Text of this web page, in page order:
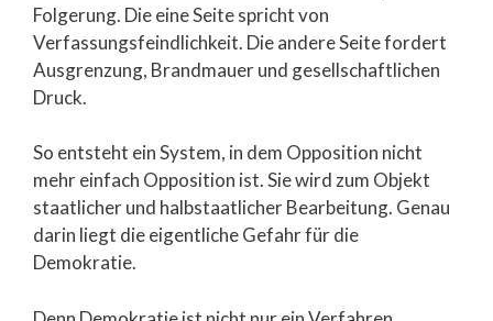
Folgerung. Die eine Seite spricht von
Verfassungsfeindlichkeit. Die andere Seite fordert
Ausgrenzung, Brandmauer und gesellschaftlichen
Druck.
So entsteht ein System, in dem Opposition nicht
mehr einfach Opposition ist. Sie wird zum Objekt
staatlicher und halbstaatlicher Bearbeitung. Genau
darin liegt die eigentliche Gefahr für die
Demokratie.